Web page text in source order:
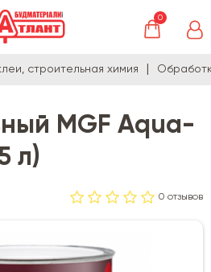
0
строительная химия
MGF Aqua-
л)
0 отзывов